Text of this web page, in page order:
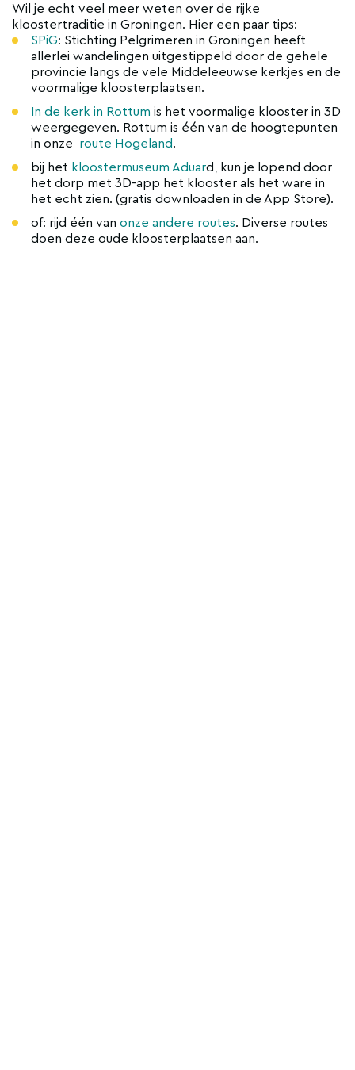
Wil je echt veel meer weten over de rijke
kloostertraditie in Groningen. Hier een paar tips:
SPiG: Stichting Pelgrimeren in Groningen heeft
allerlei wandelingen uitgestippeld door de gehele
provincie langs de vele Middeleeuwse kerkjes en de
voormalige kloosterplaatsen.
In de kerk in Rottum is het voormalige klooster in 3D
weergegeven. Rottum is één van de hoogtepunten
in onze route Hogeland.
bij het kloostermuseum Aduard, kun je lopend door
het dorp met 3D-app het klooster als het ware in
het echt zien. (gratis downloaden in de App Store).
of: rijd één van onze andere routes. Diverse routes
doen deze oude kloosterplaatsen aan.